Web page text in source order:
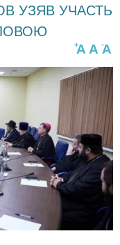
УЗЯВ УЧАСТЬ
-A
A
+A